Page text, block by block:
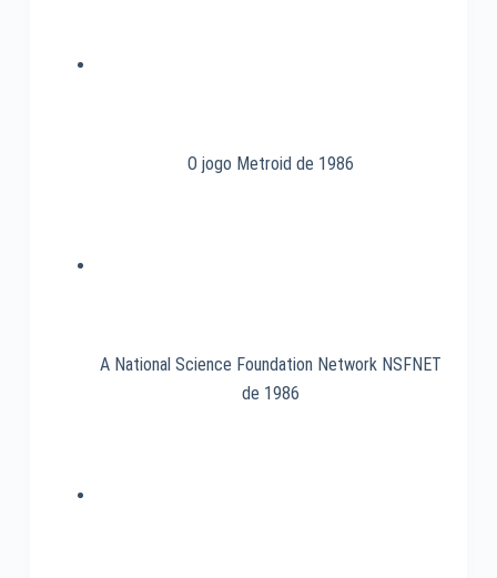
O jogo Metroid de 1986
A National Science Foundation Network NSFNET
de 1986